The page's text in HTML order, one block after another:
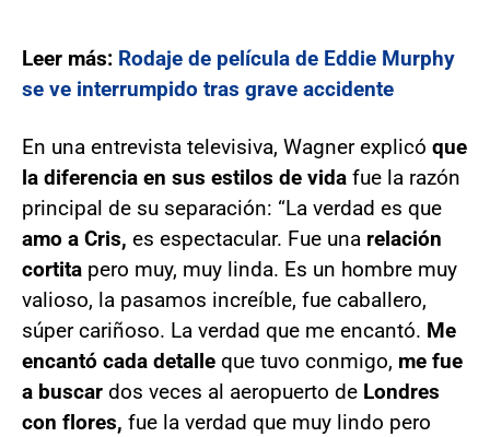
Leer más: Rodaje de película de Eddie Murphy
se ve interrumpido tras grave accidente
En una entrevista televisiva, Wagner explicó que
la diferencia en sus estilos de vida fue la razón
principal de su separación: “La verdad es que
amo a Cris, es espectacular. Fue una relación
cortita pero muy, muy linda. Es un hombre muy
valioso, la pasamos increíble, fue caballero,
súper cariñoso. La verdad que me encantó. Me
encantó cada detalle que tuvo conmigo, me fue
a buscar dos veces al aeropuerto de Londres
con flores, fue la verdad que muy lindo pero